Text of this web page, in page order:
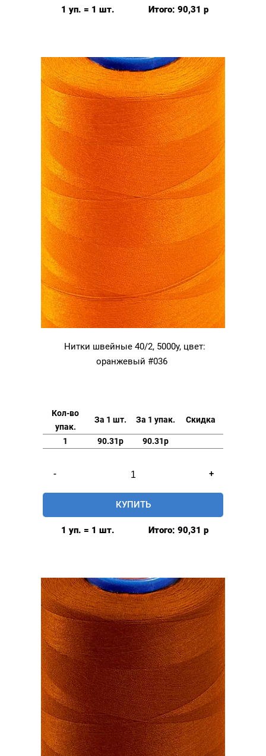
#032
1 уп. = 1 шт. Итого: 90,31 р
Нитки швейные 40/2, 5000у, цвет:
оранжевый #036
Кол-во
упак.
За 1 шт. За 1 упак. Скидка
1 90.31р 90.31р
-
товара
Нитки
швейные
#036
+
КУПИТЬ
1 уп. = 1 шт. Итого: 90,31 р